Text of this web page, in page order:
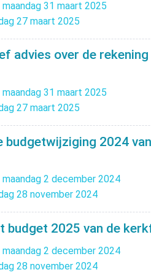
maandag 31 maart 2025
27 maart 2025
advies over de
maandag 31 maart 2025
27 maart 2025
budgetwijziging 2024
maandag 2 december 2024
28 november 2024
budget 2025 van de
maandag 2 december 2024
28 november 2024